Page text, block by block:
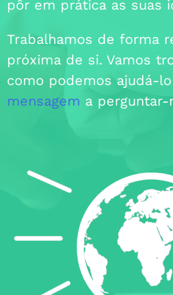
pôr em prática as suas
Trabalhamos de forma
próxima de si. Vamos
como podemos ajudá-
mensagem a perguntar-